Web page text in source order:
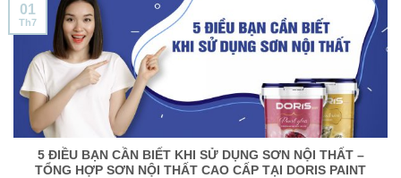
5 ĐIỀU BẠN CẦN BIẾT KHI SỬ DỤNG SƠN NỘI THẤT –
TỔNG HỢP SƠN NỘI THẤT CAO CẤP TẠI DORIS PAINT
01
Th7